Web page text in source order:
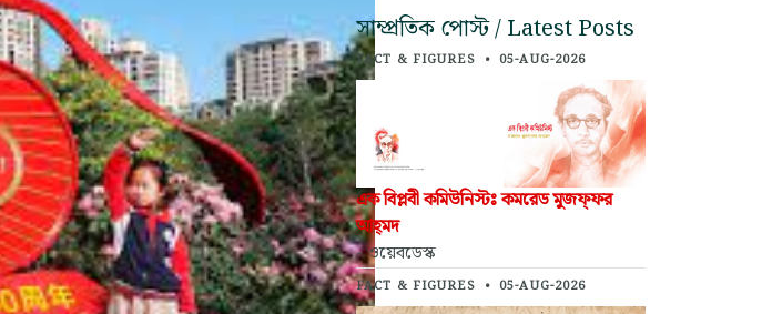
সাম্প্রতিক পোস্ট / Latest Posts
FACT & FIGURES • 05-AUG-2026
এক বিপ্লবী কমিউনিস্টঃ কমরেড মুজফ্‌ফর
আহ্‌মদ
- ওয়েবডেস্ক
FACT & FIGURES • 05-AUG-2026